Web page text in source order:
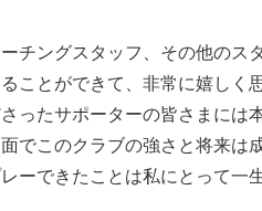
チングスタッフ、その他のスタ
ことができて、非常に嬉しく思
ったサポーターの皆さまには
でこのクラブの強さと将来は
ーできたことは私にとって一